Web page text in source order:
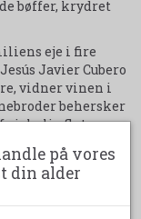
bøffer, krydret
eje i fire
Javier Cubero
vidner vinen i
behersker
virkelig flot
på vores
din alder